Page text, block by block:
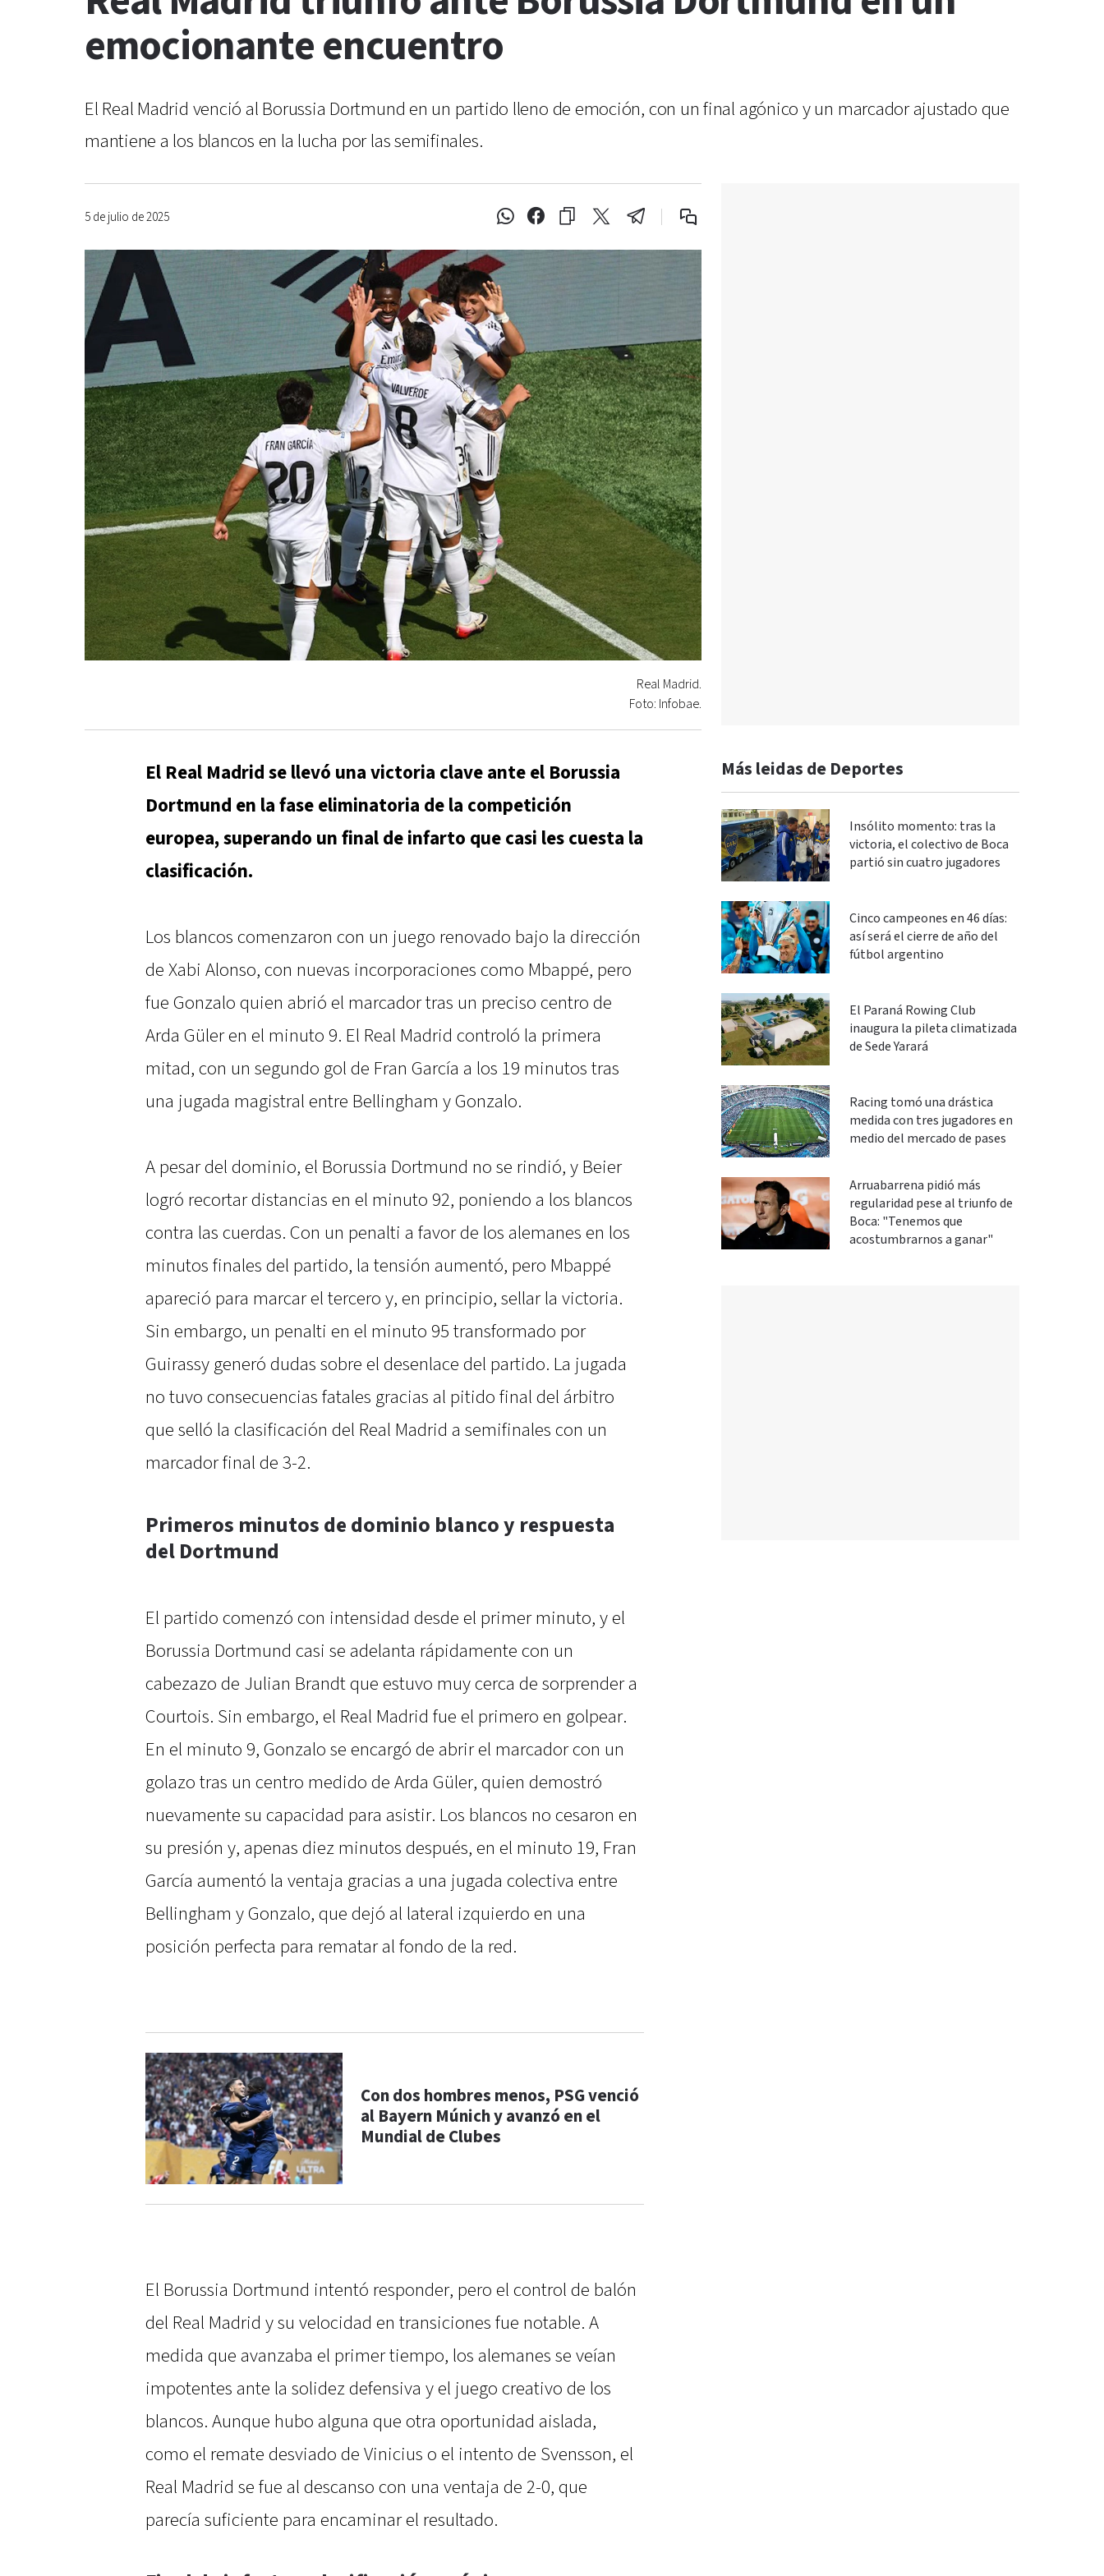
emocionante encuentro
El Real Madrid venció al Borussia Dortmund en un partido lleno de emoción, con un final agónico y un marcador ajustado que
mantiene a los blancos en la lucha por las semifinales.
5 de julio de 2025
Real Madrid.
Foto: Infobae.
El Real Madrid se llevó una victoria clave ante el Borussia
Dortmund en la fase eliminatoria de la competición
europea, superando un final de infarto que casi les cuesta la
clasificación.
Los blancos comenzaron con un juego renovado bajo la dirección
de Xabi Alonso, con nuevas incorporaciones como Mbappé, pero
fue Gonzalo quien abrió el marcador tras un preciso centro de
Arda Güler en el minuto 9. El Real Madrid controló la primera
mitad, con un segundo gol de Fran García a los 19 minutos tras
una jugada magistral entre Bellingham y Gonzalo.
A pesar del dominio, el Borussia Dortmund no se rindió, y Beier
logró recortar distancias en el minuto 92, poniendo a los blancos
contra las cuerdas. Con un penalti a favor de los alemanes en los
minutos finales del partido, la tensión aumentó, pero Mbappé
apareció para marcar el tercero y, en principio, sellar la victoria.
Sin embargo, un penalti en el minuto 95 transformado por
Guirassy generó dudas sobre el desenlace del partido. La jugada
no tuvo consecuencias fatales gracias al pitido final del árbitro
que selló la clasificación del Real Madrid a semifinales con un
marcador final de 3-2.
Primeros minutos de dominio blanco y respuesta
del Dortmund
El partido comenzó con intensidad desde el primer minuto, y el
Borussia Dortmund casi se adelanta rápidamente con un
cabezazo de Julian Brandt que estuvo muy cerca de sorprender a
Courtois. Sin embargo, el Real Madrid fue el primero en golpear.
En el minuto 9, Gonzalo se encargó de abrir el marcador con un
golazo tras un centro medido de Arda Güler, quien demostró
nuevamente su capacidad para asistir. Los blancos no cesaron en
su presión y, apenas diez minutos después, en el minuto 19, Fran
García aumentó la ventaja gracias a una jugada colectiva entre
Bellingham y Gonzalo, que dejó al lateral izquierdo en una
posición perfecta para rematar al fondo de la red.
Con dos hombres menos, PSG venció
al Bayern Múnich y avanzó en el
Mundial de Clubes
El Borussia Dortmund intentó responder, pero el control de balón
del Real Madrid y su velocidad en transiciones fue notable. A
medida que avanzaba el primer tiempo, los alemanes se veían
impotentes ante la solidez defensiva y el juego creativo de los
blancos. Aunque hubo alguna que otra oportunidad aislada,
como el remate desviado de Vinicius o el intento de Svensson, el
Real Madrid se fue al descanso con una ventaja de 2-0, que
parecía suficiente para encaminar el resultado.
Más leidas de Deportes
Insólito momento: tras la
victoria, el colectivo de Boca
partió sin cuatro jugadores
Cinco campeones en 46 días:
así será el cierre de año del
fútbol argentino
El Paraná Rowing Club
inaugura la pileta climatizada
de Sede Yarará
Racing tomó una drástica
medida con tres jugadores en
medio del mercado de pases
Arruabarrena pidió más
regularidad pese al triunfo de
Boca: "Tenemos que
acostumbrarnos a ganar"